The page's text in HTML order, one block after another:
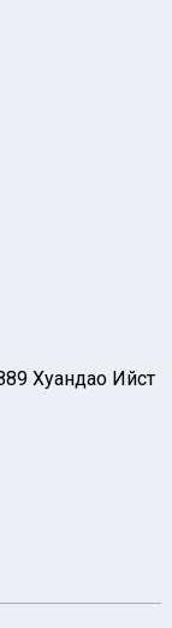
Хуандао Ийст